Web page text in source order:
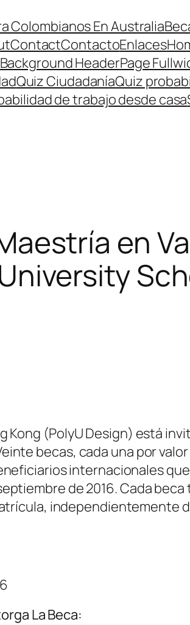
Colombianos En Australia
ContactContactoEnlaces
HeaderPage
Quiz CiudadaníaQuiz
de trabajo desde casa
en
Kong (PolyU Design) está
becas, cada una por
internacionales
de 2016. Cada
independientemente
La Beca: